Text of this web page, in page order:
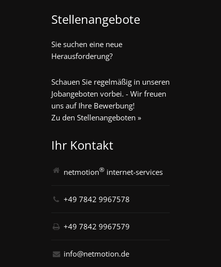
Stellenangebote
Sie suchen eine neue
Herausforderung?
Schauen Sie regelmäßig in unseren
Jobangeboten vorbei. - Wir freuen
uns auf Ihre Bewerbung!
Zu den Stellenangeboten »
Ihr Kontakt
netmotion® internet-services
+49 7842 9967578
+49 7842 9967579
info@netmotion.de